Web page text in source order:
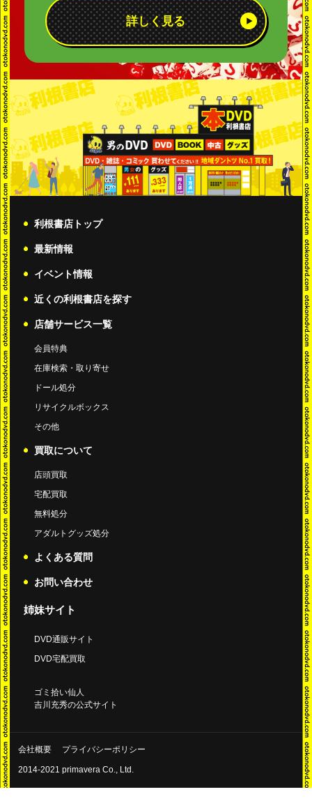
詳しく見る
利根書店トップ
最新情報
イベント情報
近くの利根書店を探す
店舗サービス一覧
会員特典
在庫検索・取り寄せ
ドール処分
リサイクルボックス
その他
買取について
店頭買取
宅配買取
無料処分
アダルトグッズ処分
よくある質問
お問い合わせ
姉妹サイト
DVD通販サイト
DVD宅配買取
ゴミ拾い仙人
吉川充秀の公式サイト
会社概要 プライバシーポリシー
2014-2021 primavera Co., Ltd.